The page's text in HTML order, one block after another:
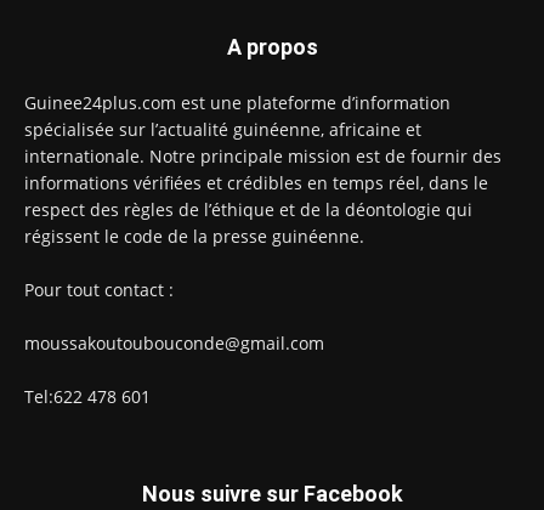
A propos
Guinee24plus.com est une plateforme d’information
spécialisée sur l’actualité guinéenne, africaine et
internationale. Notre principale mission est de fournir des
informations vérifiées et crédibles en temps réel, dans le
respect des règles de l’éthique et de la déontologie qui
régissent le code de la presse guinéenne.
Pour tout contact :
moussakoutoubouconde@gmail.com
Tel:622 478 601
Nous suivre sur Facebook